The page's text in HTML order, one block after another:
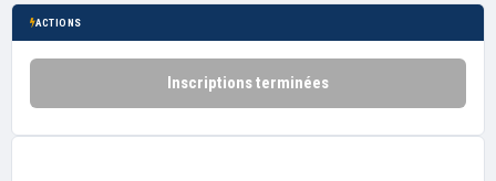
ACTIONS
Inscriptions terminées